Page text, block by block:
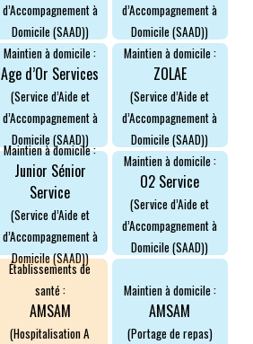
PARTICULIERS
AUX AIDANTS
ASSOCIATIONS
d’Accompagnement à
Domicile (SAAD))
d’Accompagnement à
Domicile (SAAD))
Maintien à domicile :
Age d’Or Services
(Service d’Aide et
d’Accompagnement à
Domicile (SAAD))
Maintien à domicile :
ZOLAE
(Service d’Aide et
d’Accompagnement à
Domicile (SAAD))
Maintien à domicile :
Junior Sénior
Service
(Service d’Aide et
d’Accompagnement à
Domicile (SAAD))
Maintien à domicile :
O2 Service
(Service d’Aide et
d’Accompagnement à
Domicile (SAAD))
Établissements de
santé :
AMSAM
(Hospitalisation A
Maintien à domicile :
AMSAM
(Portage de repas)